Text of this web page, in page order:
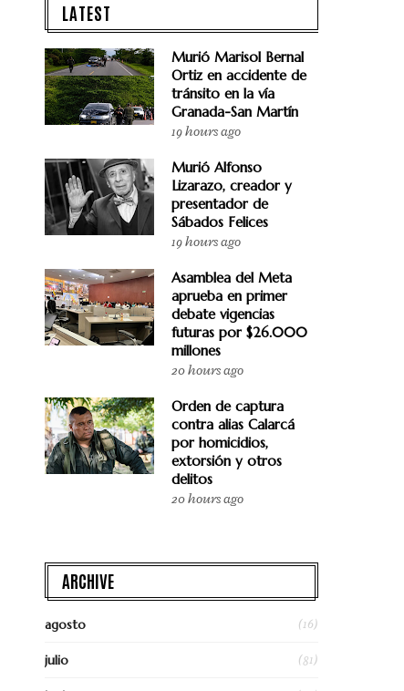
LATEST
Murió Marisol Bernal
Ortiz en accidente de
tránsito en la vía
Granada-San Martín
19 hours ago
Murió Alfonso
Lizarazo, creador y
presentador de
Sábados Felices
19 hours ago
Asamblea del Meta
aprueba en primer
debate vigencias
futuras por $26.000
millones
20 hours ago
Orden de captura
contra alias Calarcá
por homicidios,
extorsión y otros
delitos
20 hours ago
ARCHIVE
agosto (16)
julio (81)